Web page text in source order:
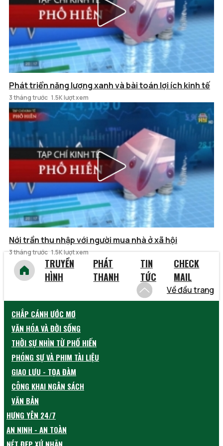
Phát triển năng lượng xanh và bài toán lợi ích kinh tế
3 tháng trước 1.5K lượt xem
Nới trần thu nhập với người mua nhà ở xã hội
3 tháng trước 1.5K lượt xem
TRUYỀN
HÌNH
PHÁT
THANH
TIN
TỨC
CHECK
MAIL
Về đầu trang
CHẮP CÁNH ƯỚC MƠ
VĂN HÓA VÀ ĐỜI SỐNG
THỜI SỰ NHÌN TỪ PHỐ HIẾN
PHÓNG SỰ VÀ PHIM TÀI LIỆU
GIAO LƯU - TỌA ĐÀM
CÔNG KHAI NGÂN SÁCH
VĂN BẢN
HƯNG YÊN 24/7
AN NINH - AN TOÀN